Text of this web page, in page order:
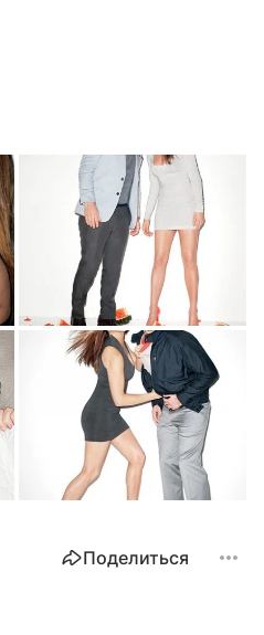
Поделиться